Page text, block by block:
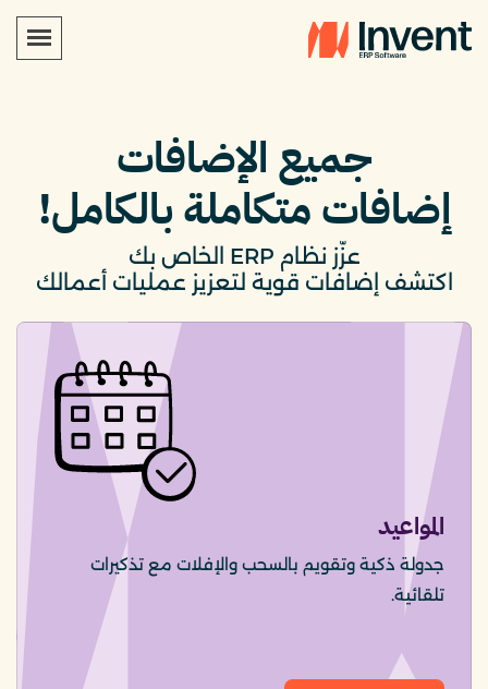
جميع الإضافات
إضافات متكاملة بالكامل!
عزّز نظام ERP الخاص بك
اكتشف إضافات قوية لتعزيز عمليات أعمالك
المواعيد
جدولة ذكية وتقويم بالسحب والإفلات مع تذكيرات
تلقائية.